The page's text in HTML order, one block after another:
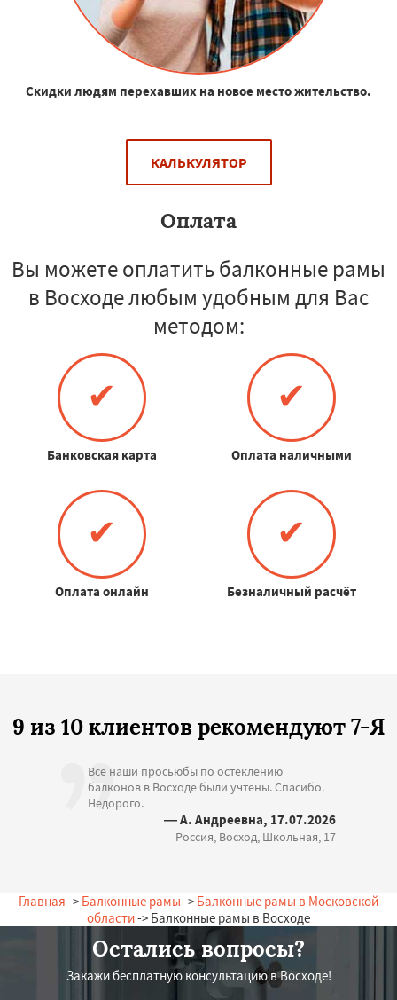
Скидки людям перехавших на новое место жительство.
КАЛЬКУЛЯТОР
Оплата
Вы можете оплатить балконные рамы
в Восходе любым удобным для Вас
методом:
✔
Банковская карта
✔
Оплата наличными
✔
Оплата онлайн
✔
Безналичный расчёт
9 из 10 клиентов рекомендуют 7-Я
Все наши просьюбы по остеклению
балконов в Восходе были учтены. Спасибо.
Недорого.
— А. Андреевна, 17.07.2026
Россия, Восход, Школьная, 17
Главная -> Балконные рамы -> Балконные рамы в Московской
области-> Балконные рамы в Восходе
Остались вопросы?
Закажи бесплатную консультацию в Восходе!